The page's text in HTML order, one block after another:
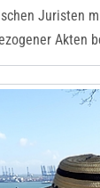
Juristen
Akten